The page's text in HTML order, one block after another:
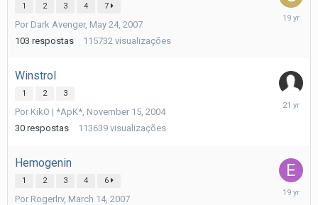
1 2 3 4 7
Por Dark Avenger, May 24, 2007
103 respostas 115732 visualizações
June
Winstrol
1 2 3
Por KikO | *ApK* November 15, 2004
30 respostas 113639 visualizações
Hemogenin
1 2 3 4 6
Por Rogerlrv, March 14, 2007
May